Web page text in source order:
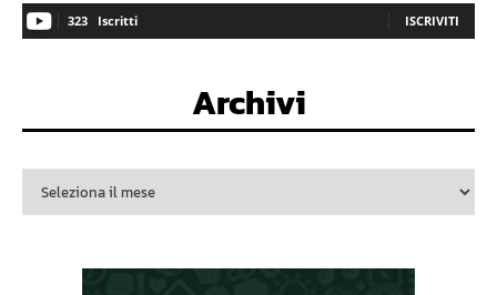
323 Iscritti ISCRIVITI
Archivi